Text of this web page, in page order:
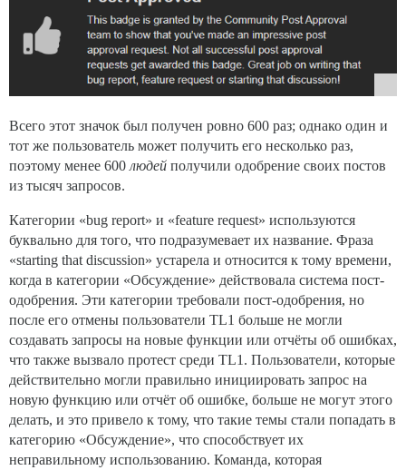
Всего этот значок был получен ровно 600 раз; однако один и
тот же пользователь может получить его несколько раз,
поэтому менее 600 людей получили одобрение своих постов
из тысяч запросов.
Категории «bug report» и «feature request» используются
буквально для того, что подразумевает их название. Фраза
«starting that discussion» устарела и относится к тому времени,
когда в категории «Обсуждение» действовала система пост-
одобрения. Эти категории требовали пост-одобрения, но
после его отмены пользователи TL1 больше не могли
создавать запросы на новые функции или отчёты об ошибках,
что также вызвало протест среди TL1. Пользователи, которые
действительно могли правильно инициировать запрос на
новую функцию или отчёт об ошибке, больше не могут этого
делать, и это привело к тому, что такие темы стали попадать в
категорию «Обсуждение», что способствует их
неправильному использованию. Команда, которая